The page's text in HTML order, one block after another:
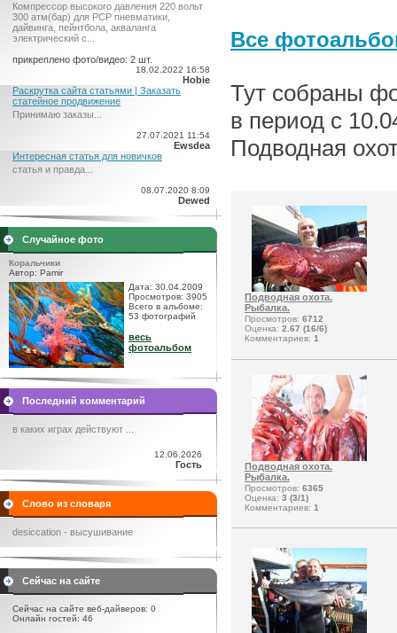
Компрессор высокого давления 220 вольт
300 атм(бар) для PCP пневматики,
дайвинга, пейнтбола, акваланга
электрический c...
прикреплено фото/видео: 2 шт.
18.02.2022 16:58
Hobie
Раскрутка сайта статьями | Заказать
статейное продвижение
Принимаю заказы...
27.07.2021 11:54
Ewsdea
Интересная статья для новичков
статья и правда...
08.07.2020 8:09
Dewed
Случайное фото
Коральчики
Автор: Pamir
Дата: 30.04.2009
Просмотров: 3905
Всего в альбоме:
53 фотографий
весь
фотоальбом
Последний комментарий
в каких играх действуют ...
12.06.2026
Гость
Слово из словаря
desiccation - высушивание
Сейчас на сайте
Сейчас на сайте веб-дайверов: 0
Онлайн гостей: 46
Все
Тут собраны
в период с
Подводная
Подводная охота.
Рыбалка.
Просмотров: 6712
Оценка: 2.67 (16/6)
Комментариев: 1
Подводная охота.
Рыбалка.
Просмотров: 6365
Оценка: 3 (3/1)
Комментариев: 1